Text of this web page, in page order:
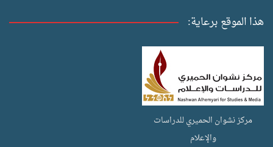
هذا الموقع برعاية:
مركز نشوان الحميري للدراسات
والإعلام